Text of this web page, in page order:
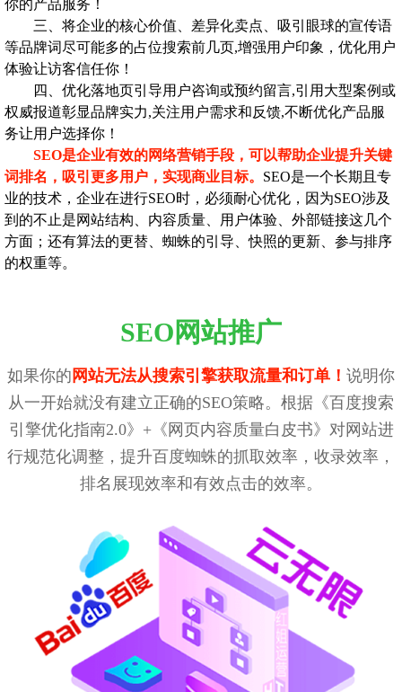
你的产品服务！
三、将企业的核心价值、差异化卖点、吸引眼球的宣传语
等品牌词尽可能多的占位搜索前几页,增强用户印象，优化用户
体验让访客信任你！
四、优化落地页引导用户咨询或预约留言,引用大型案例或
权威报道彰显品牌实力,关注用户需求和反馈,不断优化产品服
务让用户选择你！
SEO是企业有效的网络营销手段，可以帮助企业提升关键
词排名，吸引更多用户，实现商业目标。 SEO是一个长期且专
业的技术，企业在进行SEO时，必须耐心优化，因为SEO涉及
到的不止是网站结构、内容质量、用户体验、外部链接这几个
方面；还有算法的更替、蜘蛛的引导、快照的更新、参与排序
的权重等。
SEO网站推广
如果你的 网站无法从搜索引擎获取流量和订单！ 说明你
从一开始就没有建立正确的SEO策略。根据《百度搜索
引擎优化指南2.0》+《网页内容质量白皮书》对网站进
行规范化调整，提升百度蜘蛛的抓取效率，收录效率，
排名展现效率和有效点击的效率。